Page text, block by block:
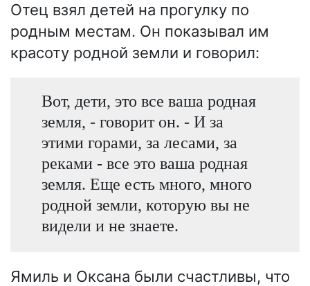
Отец взял детей на прогулку по
родным местам. Он показывал им
красоту родной земли и говорил:
Вот, дети, это все ваша родная
земля, - говорит он. - И за
этими горами, за лесами, за
реками - все это ваша родная
земля. Еще есть много, много
родной земли, которую вы не
видели и не знаете.
Ямиль и Оксана были счастливы, что